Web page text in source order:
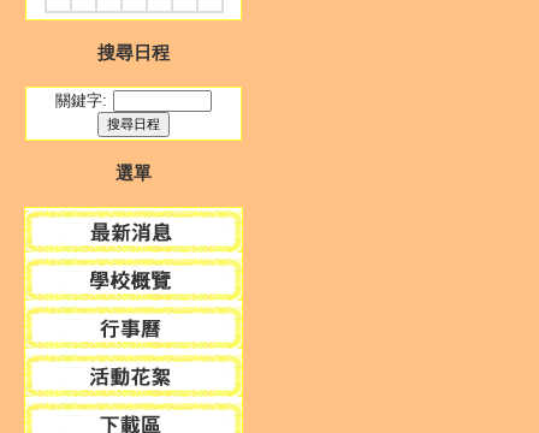
搜尋日程
關鍵字:
選單